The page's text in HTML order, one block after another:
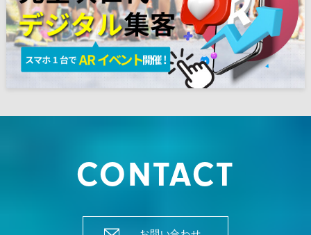
CONTACT